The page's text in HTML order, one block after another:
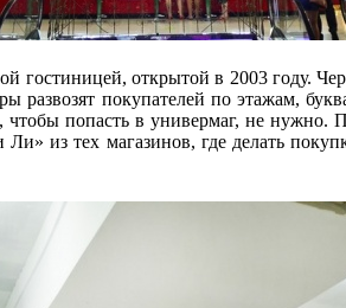
гостиницей, открытой в 2003 году.
развозят покупателей по этажам,
чтобы попасть в универмаг, не
Ли» из тех магазинов, где делать